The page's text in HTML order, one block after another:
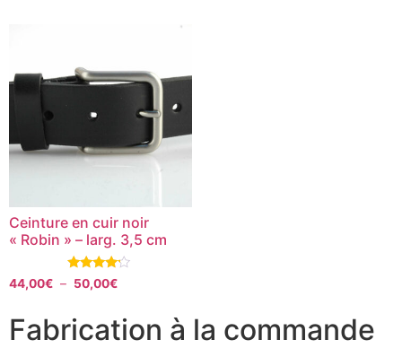
Ceinture en cuir noir
« Robin » – larg. 3,5 cm
Note
4.00
44,00€ – 50,00€
Fabrication à la commande